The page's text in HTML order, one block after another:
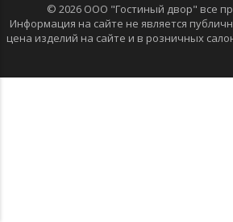
© 2026 ООО "Гостиный двор" все
Информация на сайте не является
цена изделий на сайте и в розничных